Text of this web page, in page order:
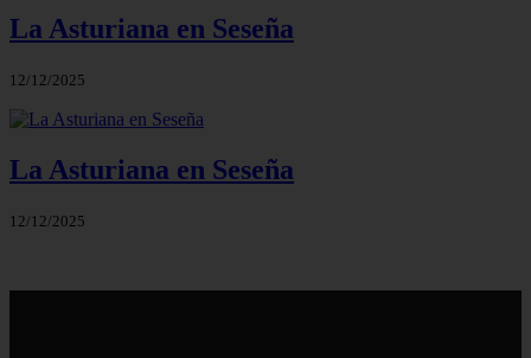
La Asturiana en Seseña
12/12/2025
La Asturiana en Seseña
12/12/2025